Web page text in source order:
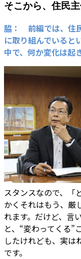
そこから、住民
脇： 前編では、住
に取り組んでいると
中で、何か変化は起
スタンスなので、「
かくそれはもう、厳
れます。だけど、言
と、“変わってくる”
したけれども、実
です。